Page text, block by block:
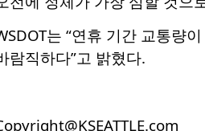
는 “연휴 기간 교통량
람직하다”고 밝혔다.